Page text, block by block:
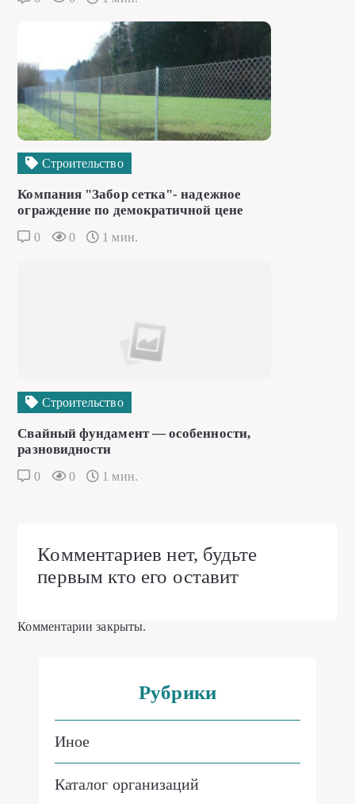
Строительство
Компания "Забор сетка"- надежное
ограждение по демократичной цене
0 0 1 мин.
Строительство
Свайный фундамент — особенности,
разновидности
0 0 1 мин.
Комментариев нет, будьте
первым кто его оставит
Комментарии закрыты.
Рубрики
Иное
Каталог организаций